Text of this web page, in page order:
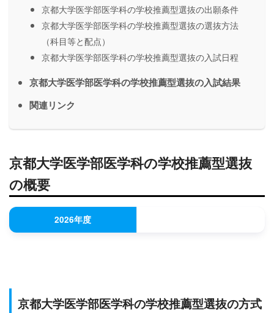
京都大学医学部医学科の学校推薦型選抜の出願条件
京都大学医学部医学科の学校推薦型選抜の選抜方法
（科目等と配点）
京都大学医学部医学科の学校推薦型選抜の入試日程
京都大学医学部医学科の学校推薦型選抜の入試結果
関連リンク
京都大学医学部医学科の学校推薦型選抜
の概要
2026年度
京都大学医学部医学科の学校推薦型選抜の方式